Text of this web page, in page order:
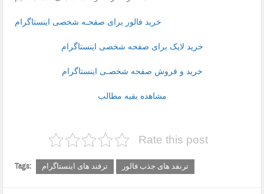
خرید فالور برای صفحـه شخصی اینستاگرام
خرید لایک برای صفحه شخصی اینستاگرام
خرید و فروش صفحه شخصـی اینستاگرام
مشاهده بقیه مطالب
Rate this post
Tags: ترفند های اینستاگرام ترنفد های جذب فالور